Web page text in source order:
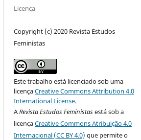
Licença
Copyright (c) 2020 Revista Estudos
Feministas
Este trabalho está licenciado sob uma
licençaCreative Commons Attribution 4.0
International License.
ARevista Estudos Feministasestá sob a
licençaCreative Commons Atribuição 4.0
Internacional (CC BY 4.0) que permite o